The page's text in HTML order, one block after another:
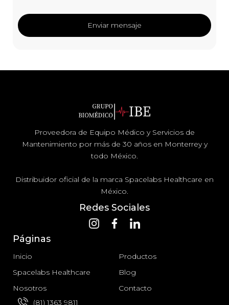
Proveedora de Equipo Médico y Servicios de
Mantenimiento por más de 30 años en Monterrey y
todo México.
Distribuidor oficial de la marca Spacelabs Healthcare en
México.
Redes Sociales
Páginas
Inicio
Productos
Spacelabs Healthcare
Blog
Nosotros
Contacto
(81) 1363 9811